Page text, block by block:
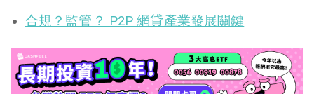
合規？監管？ P2P 網貸產業發展關鍵